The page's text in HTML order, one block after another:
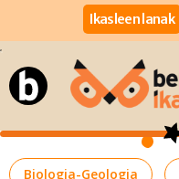
Ikasleen lanak
Biologia-Geologia